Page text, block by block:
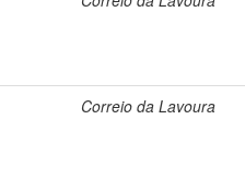
Correio da Lavoura